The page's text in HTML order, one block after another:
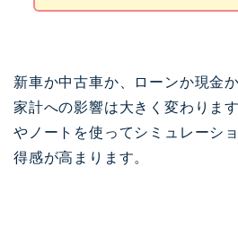
新車か中古車か、ローンか現金
家計への影響は大きく変わりま
やノートを使ってシミュレーシ
得感が高まります。